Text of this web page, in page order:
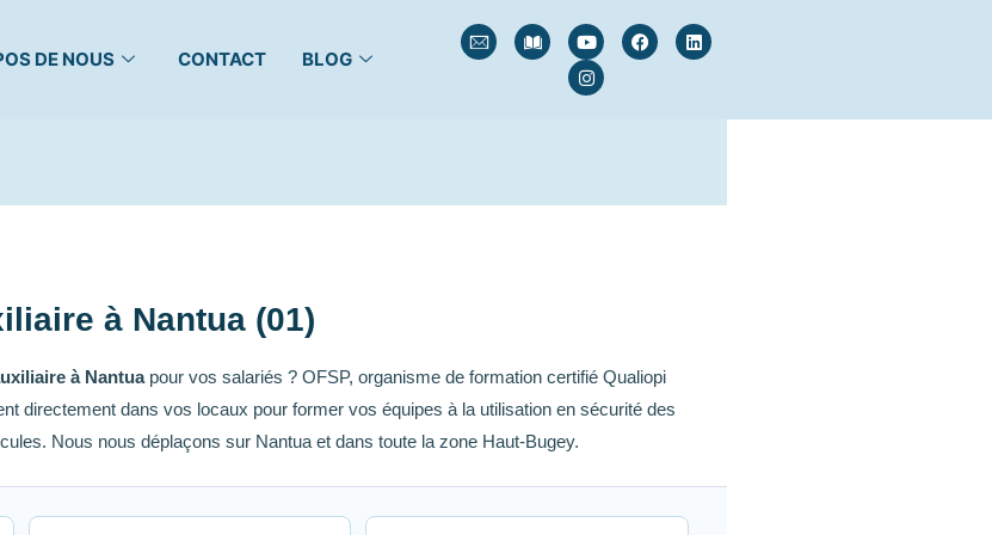
DE NOUS CONTACT BLOG
à Nantua (01)
à Nantuapour vos salariés ? OFSP, organisme de formation certifié Qualiopi
directement dans vos locaux pour former vos équipes à la utilisation en sécurité des
Nous nous déplaçons sur Nantua et dans toute la zone Haut-Bugey.